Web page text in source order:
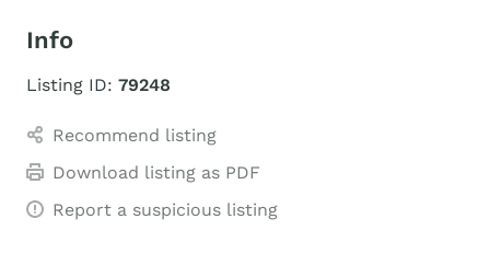
Info
Listing ID: 79248
Recommend listing
Download listing as PDF
Report a suspicious listing